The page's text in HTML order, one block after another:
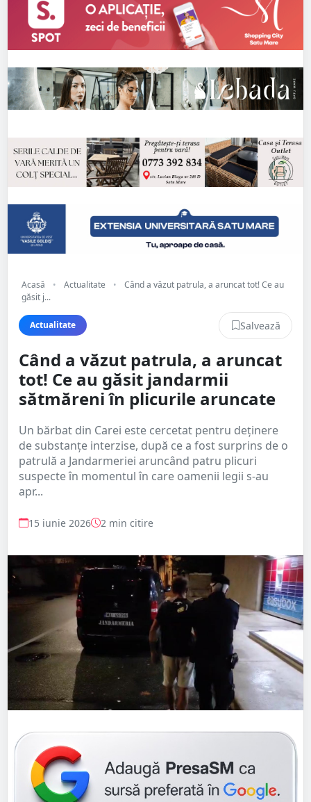
Acasă • Actualitate •
Când a văzut patrula, a aruncat tot! Ce au
găsit j...
Actualitate Salvează
Când a văzut patrula, a aruncat
tot! Ce au găsit jandarmii
sătmăreni în plicurile aruncate
Un bărbat din Carei este cercetat pentru deținere
de substanțe interzise, după ce a fost surprins de o
patrulă a Jandarmeriei aruncând patru plicuri
suspecte în momentul în care oamenii legii s-au
apr...
15 iunie 2026 2 min citire